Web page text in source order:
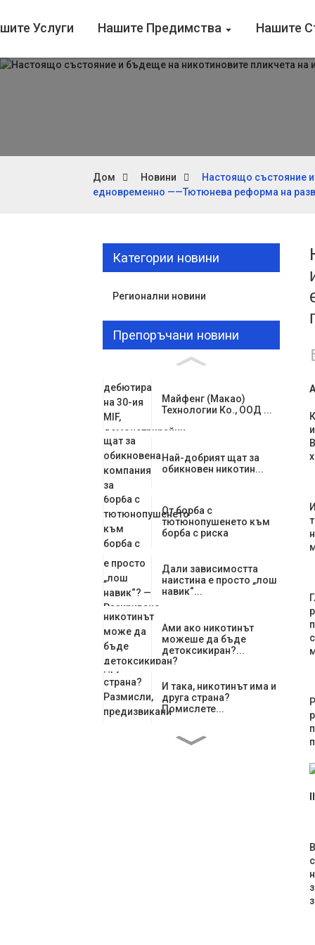
Услуги Нашите Предимства Нашите
Дом Новини
Настоящо състояние
едновременно ——Тютюнева реформа на
Категории новини
Регионални новини
Препоръчани новини
Майфенг (Макао)
Технологии Ко., ООД ...
Най-добрият щат за
обикновен никотин...
От борба с
тютюнопушенето към
борба с риска
Дали зависимостта
наистина е просто „лош
навик“...
Ами ако никотинът
можеше да бъде
детоксикиран?...
И така, никотинът има и
друга страна?
Помислете...